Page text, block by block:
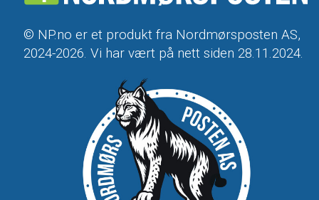
© NP.no er et produkt fra Nordmørsposten AS,
2024-2026. Vi har vært på nett siden 28.11.2024.